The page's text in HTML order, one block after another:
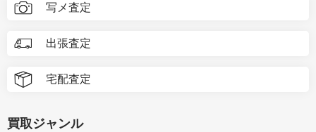
写メ査定
出張査定
宅配査定
買取ジャンル